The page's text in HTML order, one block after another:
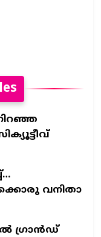
വനിതാ
ഗ്രാന്‍ഡ്